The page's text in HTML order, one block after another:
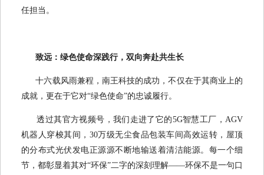
任担当。
致远：绿色使命深践行，双向奔赴共生长
十六载风雨兼程，南王科技的成功，不仅在于其商业上的
成就，更在于它对“绿色使命”的忠诚履行。
透过其官方视频号，我们走进了它的5G智慧工厂，AGV
机器人穿梭其间，30万级无尘食品包装车间高效运转，屋顶
的分布式光伏发电正源源不断地输送着清洁能源。每一个细
节，都彰显着其对“环保”二字的深刻理解——环保不是一句口